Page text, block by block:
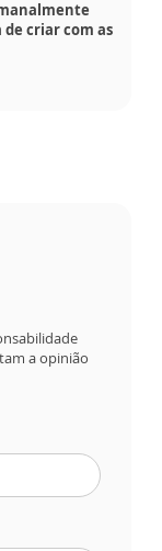
de criar com as
a opinião